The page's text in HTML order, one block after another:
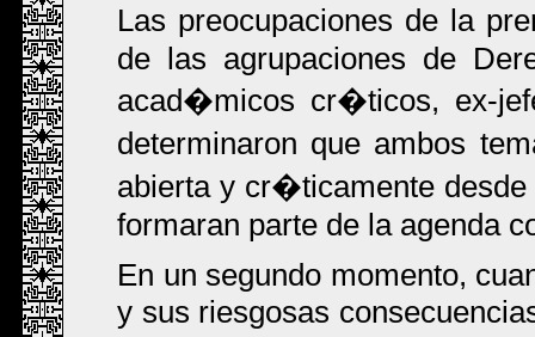
Las preocupaciones de la
de las agrupaciones de
acad�micos cr�ticos, ex-
determinaron que ambos
abierta y cr�ticamente desde
formaran parte de la agenda
En un segundo momento,
y sus riesgosas